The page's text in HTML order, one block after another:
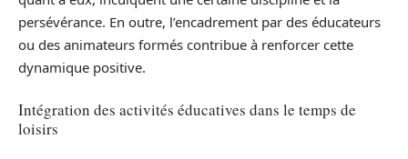
persévérance. En outre, l’encadrement par des éducateurs
ou des animateurs formés contribue à renforcer cette
dynamique positive.
Intégration des activités éducatives dans le temps de
loisirs